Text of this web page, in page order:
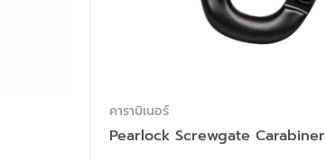
คาราบิเนอร์
Pearlock Screwgate Carabiner